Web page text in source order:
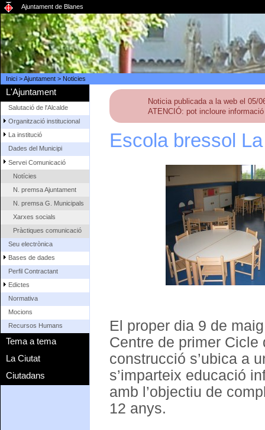
Ajuntament de Blanes
Inici>Ajuntament> Noticies
L'Ajuntament
Salutació de l'Alcalde
Organització institucional
La institució
Dades del Municipi
Servei Comunicació
Notícies
N. premsa Ajuntament
N. premsa G. Municipals
Xarxes socials
Pràctiques comunicació
Seu electrònica
Bases de dades
Perfil Contractant
Edictes
Normativa
Mocions
Recursos Humans
Tema a tema
La Ciutat
Ciutadans
Noticia publicada a la web el 05/
ATENCIÓ: pot incloure
Escola bressol
El proper dia 9 de
Centre de primer Cicle
construcció s’ubica a
s’imparteix educació
amb l’objectiu de
12 anys.